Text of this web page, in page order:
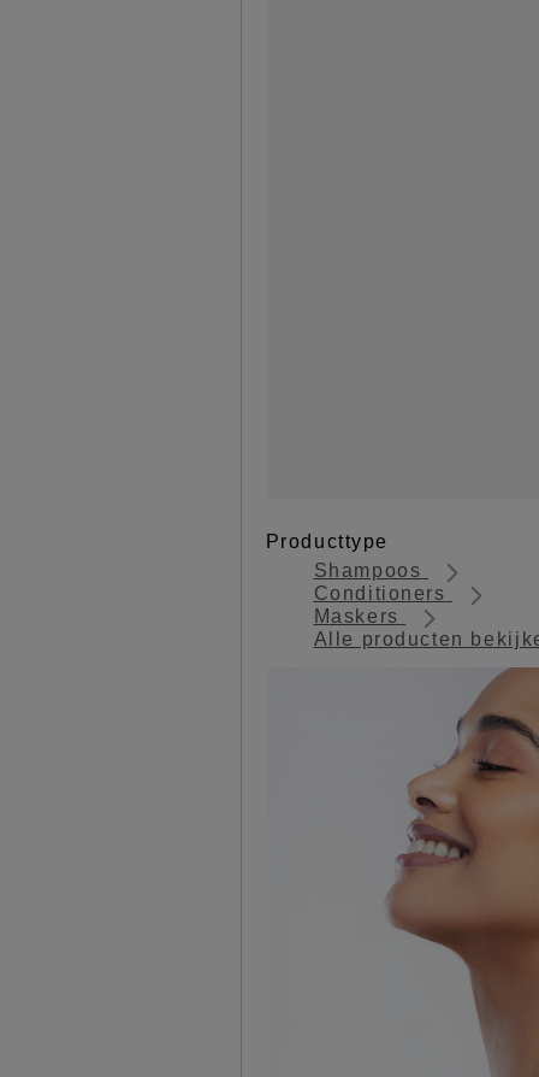
Producttype
Shampoos
Conditioners
Maskers
Alle producten